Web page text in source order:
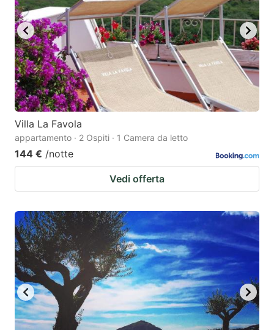
Villa La Favola
appartamento · 2 Ospiti · 1 Camera da letto
144 € /notte
Vedi offerta